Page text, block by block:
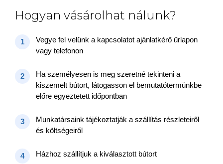
Hogyan vásárolhat nálunk?
1
Vegye fel velünk a kapcsolatot ajánlatkérő űrlapon
vagy telefonon
2
Ha személyesen is meg szeretné tekinteni a
kiszemelt bútort, látogasson el bemutatótermünkbe
előre egyeztetett időpontban
3
Munkatársaink tájékoztatják a szállítás részleteiről
és költségeiről
4 Házhoz szállítjuk a kiválasztott bútort